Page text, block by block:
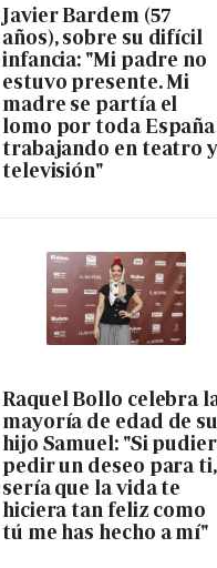
Javier Bardem (57
años), sobre su difícil
infancia: "Mi padre no
estuvo presente. Mi
madre se partía el
lomo por toda España
trabajando en teatro
televisión"
Raquel Bollo celebra
mayoría de edad de
hijo Samuel: "Si
pedir un deseo para ti,
sería que la vida te
hiciera tan feliz como
tú me has hecho a mí"